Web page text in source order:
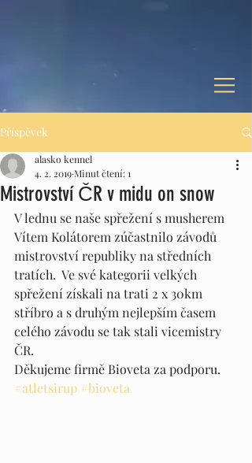
Příspěvek
Mistrovství ČR v midu on snow
alasko kennel
4. 2. 2019Minut čtení: 1
V lednu se naše spřežení s musherem
Vítem Kolátorem zúčastnilo závodů
mistrovství republiky na středních
tratích.  Ve své kategorii velkých
spřežení získali na trati 2 x 30km
stříbro a s druhým nejlepším časem
celého závodu se tak stali vicemistry
ČR.
Děkujeme firmě Bioveta za podporu.
#atletsirup #bioveta